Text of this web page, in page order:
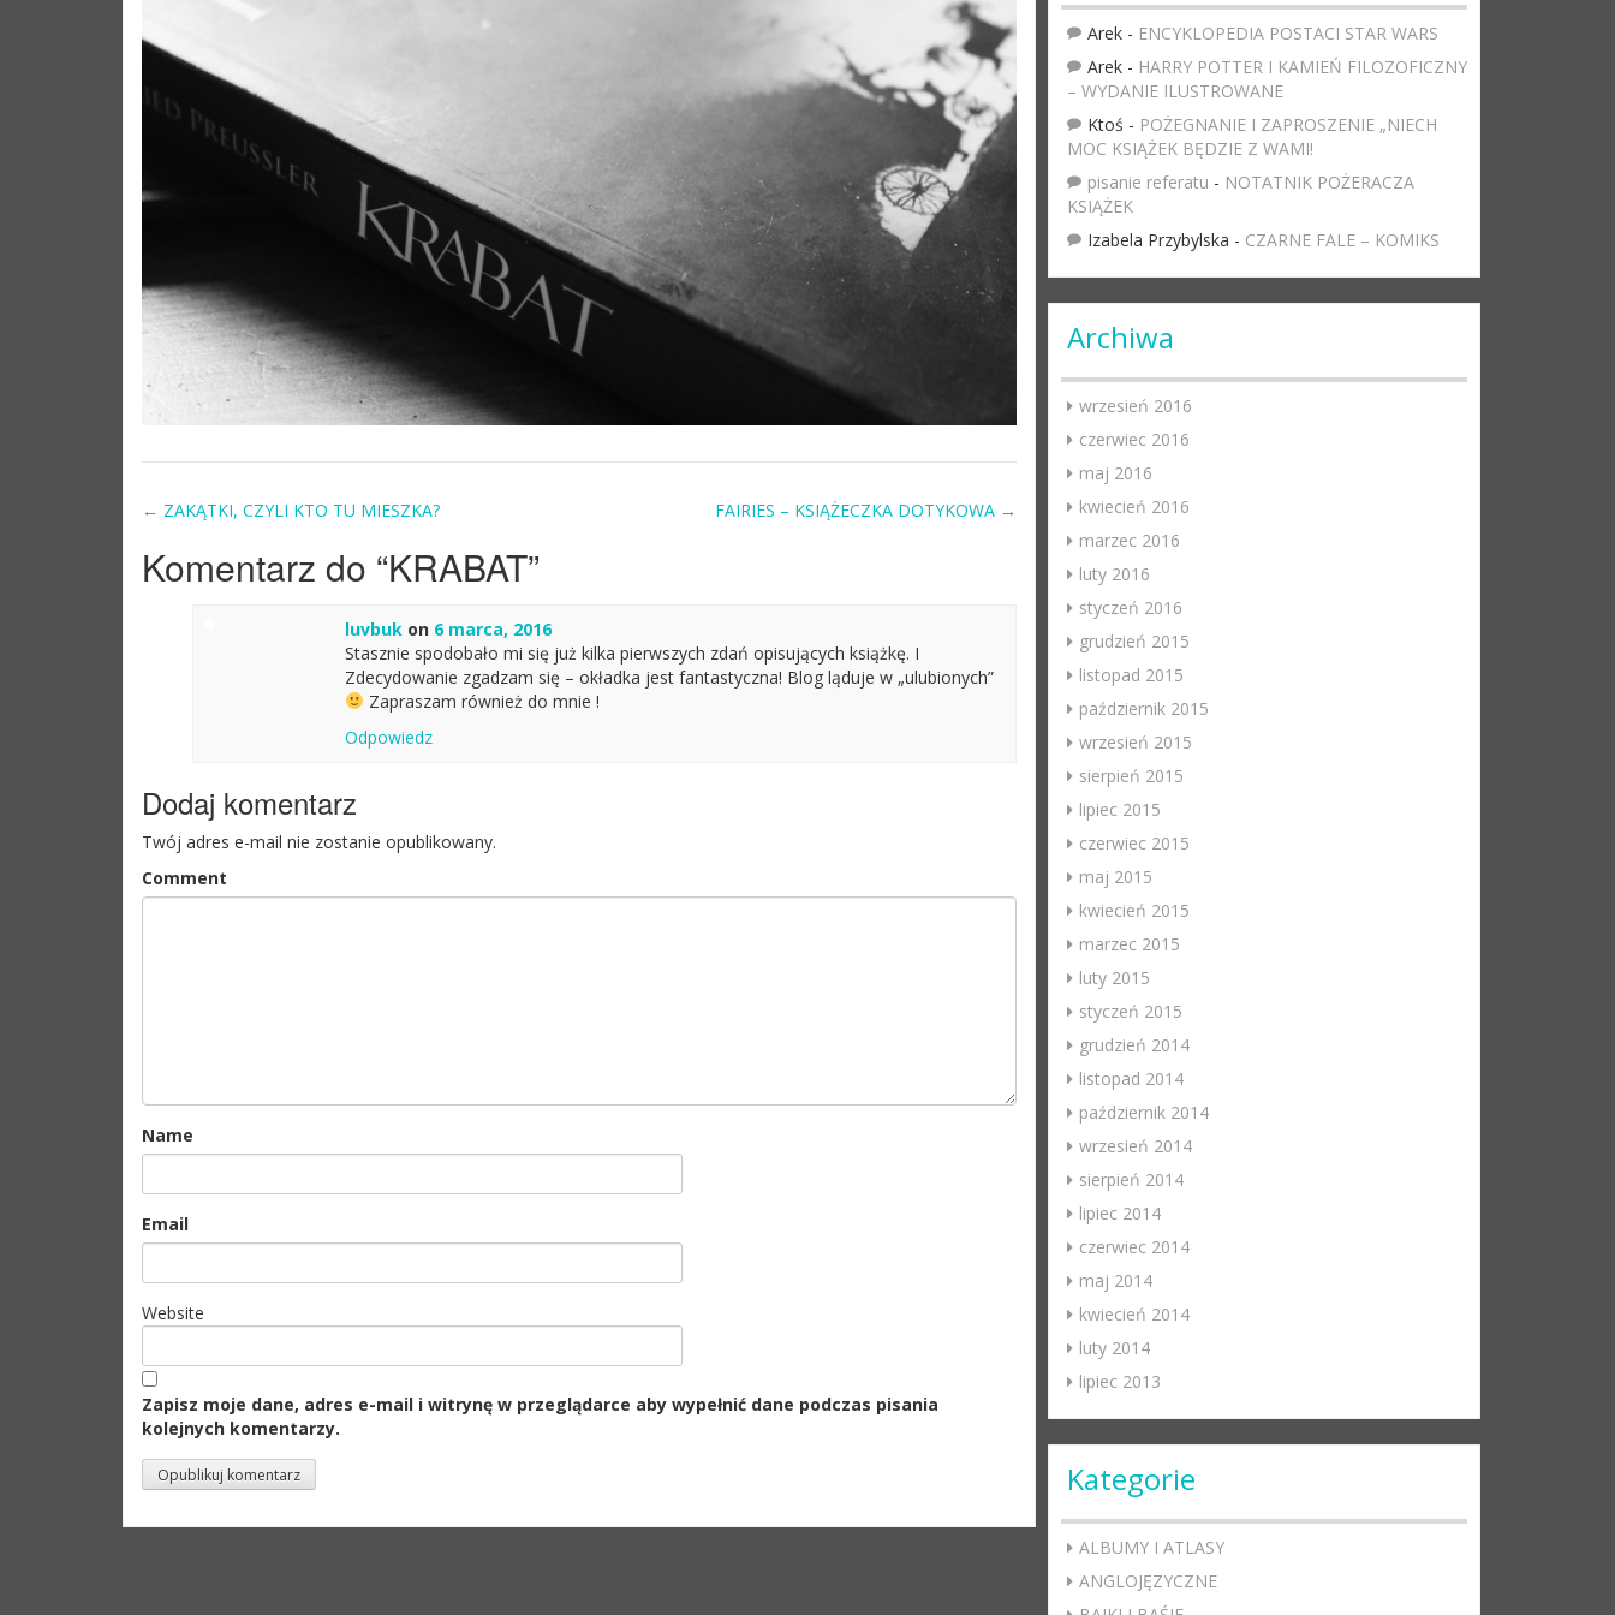
Post navigation
← ZAKĄTKI, CZYLI KTO TU MIESZKA? FAIRIES – KSIĄŻECZKA DOTYKOWA →
Komentarz do “KRABAT”
luvbukon 6 marca, 2016
Stasznie spodobało mi się już kilka pierwszych zdań opisujących książkę. I
Zdecydowanie zgadzam się – okładka jest fantastyczna! Blog ląduje w „ulubionych”
Zapraszam również do mnie !
Odpowiedz
Dodaj komentarz
Twój adres e-mail nie zostanie opublikowany.
Comment
Name
Email
Website
Zapisz moje dane, adres e-mail i witrynę w przeglądarce aby wypełnić dane podczas pisania
kolejnych komentarzy.
Arek - ENCYKLOPEDIA POSTACI STAR WARS
Arek - HARRY POTTER I KAMIEŃ FILOZOFICZNY
– WYDANIE ILUSTROWANE
Ktoś - POŻEGNANIE I ZAPROSZENIE „NIECH
MOC KSIĄŻEK BĘDZIE Z WAMI!
pisanie referatu - NOTATNIK POŻERACZA
KSIĄŻEK
Izabela Przybylska - CZARNE FALE – KOMIKS
Archiwa
wrzesień 2016
czerwiec 2016
maj 2016
kwiecień 2016
marzec 2016
luty 2016
styczeń 2016
grudzień 2015
listopad 2015
październik 2015
wrzesień 2015
sierpień 2015
lipiec 2015
czerwiec 2015
maj 2015
kwiecień 2015
marzec 2015
luty 2015
styczeń 2015
grudzień 2014
listopad 2014
październik 2014
wrzesień 2014
sierpień 2014
lipiec 2014
czerwiec 2014
maj 2014
kwiecień 2014
luty 2014
lipiec 2013
Kategorie
ALBUMY I ATLASY
ANGLOJĘZYCZNE